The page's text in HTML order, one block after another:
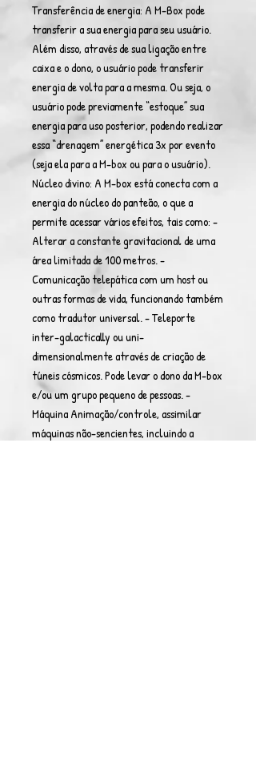
Transferência de energia: A M-Box pode
transferir a sua energia para seu usuário.
Além disso, através de sua ligação entre
caixa e o dono, o usuário pode transferir
energia de volta para a mesma. Ou seja, o
usuário pode previamente “estoque” sua
energia para uso posterior, podendo realizar
essa “drenagem” energética 3x por evento
(seja ela para a M-box ou para o usuário).
Núcleo divino: A M-box está conecta com a
energia do núcleo do panteão, o que a
permite acessar vários efeitos, tais como: -
Alterar a constante gravitacional de uma
área limitada de 100 metros. -
Comunicação telepática com um host ou
outras formas de vida, funcionando também
como tradutor universal. - Teleporte
inter-galactically ou uni-
dimensionalmente através de criação de
túneis cósmicos. Pode levar o dono da M-box
e/ou um grupo pequeno de pessoas. -
Máquina Animação/controle, assimilar
máquinas não-sencientes, incluindo a